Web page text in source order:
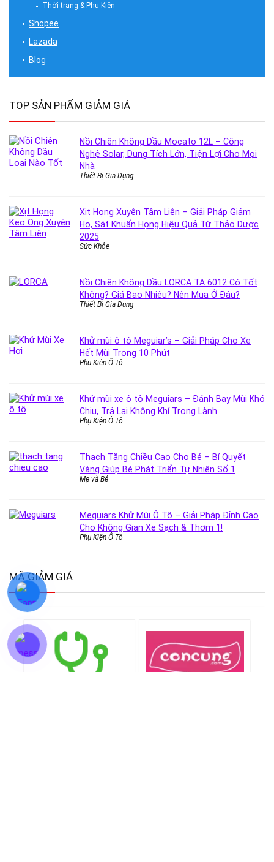
Thời trang & Phụ Kiện
Shopee
Lazada
Blog
TOP SẢN PHẨM GIẢM GIÁ
Nồi Chiên Không Dầu Mocato 12L – Công
Nghệ Solar, Dung Tích Lớn, Tiện Lợi Cho Mọi
Nhà
Thiết Bị Gia Dụng
Xịt Họng Xuyên Tâm Liên – Giải Pháp Giảm
Ho, Sát Khuẩn Họng Hiệu Quả Từ Thảo Dược
2025
Sức Khỏe
Nồi Chiên Không Dầu LORCA TA 6012 Có Tốt
Không? Giá Bao Nhiêu? Nên Mua Ở Đâu?
Thiết Bị Gia Dụng
Khử mùi ô tô Meguiar’s – Giải Pháp Cho Xe
Hết Mùi Trong 10 Phút
Phụ Kiện Ô Tô
Khử mùi xe ô tô Meguiars – Đánh Bay Mùi Khó
Chịu, Trả Lại Không Khí Trong Lành
Phụ Kiện Ô Tô
Thạch Tăng Chiều Cao Cho Bé – Bí Quyết
Vàng Giúp Bé Phát Triển Tự Nhiên Số 1
Mẹ và Bé
Meguiars Khử Mùi Ô Tô – Giải Pháp Đỉnh Cao
Cho Không Gian Xe Sạch & Thơm 1!
Phụ Kiện Ô Tô
MÃ GIẢM GIÁ